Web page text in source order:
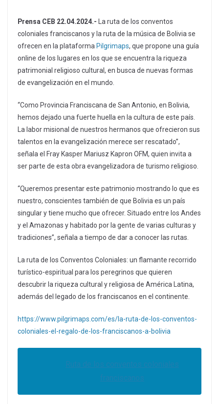
Prensa CEB 22.04.2024.-
La ruta de los conventos
coloniales franciscanos y la ruta de la música de Bolivia se
ofrecen en la plataforma Pilgrimaps, que propone una guía
online de los lugares en los que se encuentra la riqueza
patrimonial religioso cultural, en busca de nuevas formas
de evangelización en el mundo.
“Como Provincia Franciscana de San Antonio, en Bolivia,
hemos dejado una fuerte huella en la cultura de este país.
La labor misional de nuestros hermanos que ofrecieron sus
talentos en la evangelización merece ser rescatado”,
señala el Fray Kasper Mariusz Kapron OFM, quien invita a
ser parte de esta obra evangelizadora de turismo religioso.
“Queremos presentar este patrimonio mostrando lo que es
nuestro, conscientes también de que Bolivia es un país
singular y tiene mucho que ofrecer. Situado entre los Andes
y el Amazonas y habitado por la gente de varias culturas y
tradiciones”, señala a tiempo de dar a conocer las rutas.
La ruta de los Conventos Coloniales: un flamante recorrido
turístico-espiritual para los peregrinos que quieren
descubrir la riqueza cultural y religiosa de América Latina,
además del legado de los franciscanos en el continente.
https://www.pilgrimaps.com/es/la-ruta-de-los-conventos-
coloniales-el-regalo-de-los-franciscanos-a-bolivia
Ruta de los conventos coloniales
franciscanos